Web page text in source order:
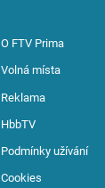
O FTV Prima
Volná místa
Reklama
HbbTV
Podmínky užívání
Cookies